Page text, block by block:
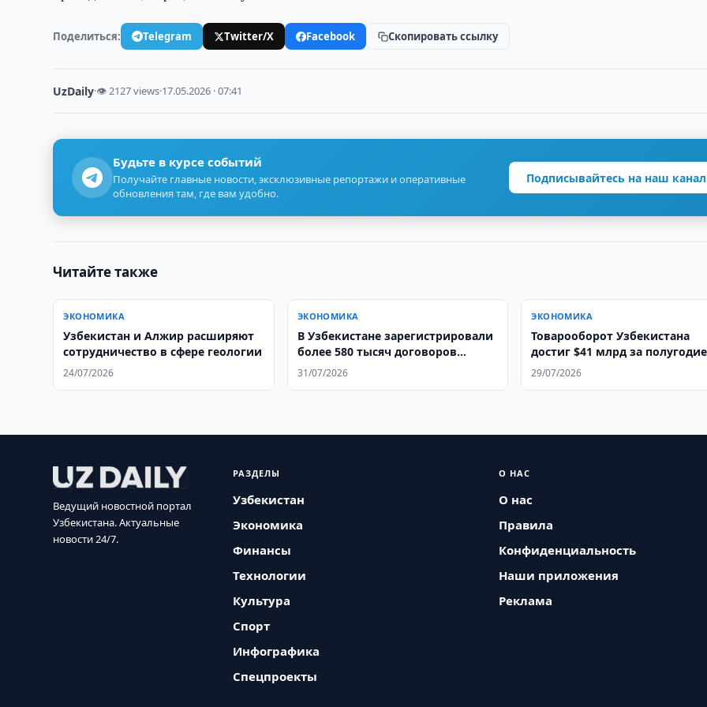
Поделиться: Telegram Twitter/X Facebook Скопировать ссылку
UzDaily·👁 2127 views·17.05.2026 · 07:41
Будьте в курсе событий
Получайте главные новости, эксклюзивные репортажи и оперативные
обновления там, где вам удобно.
Подписывайтесь на наш канал
Читайте также
ЭКОНОМИКА
Узбекистан и Алжир расширяют
сотрудничество в сфере геологии
24/07/2026
ЭКОНОМИКА
В Узбекистане зарегистрировали
более 580 тысяч договоров
аренды
31/07/2026
ЭКОНОМИКА
Товарооборот Узбекистана
достиг $41 млрд за полугодие
29/07/2026
Ведущий новостной портал
Узбекистана. Актуальные
новости 24/7.
РАЗДЕЛЫ
Узбекистан
Экономика
Финансы
Технологии
Культура
Спорт
Инфографика
Спецпроекты
О НАС
О нас
Правила
Конфиденциальность
Наши приложения
Реклама